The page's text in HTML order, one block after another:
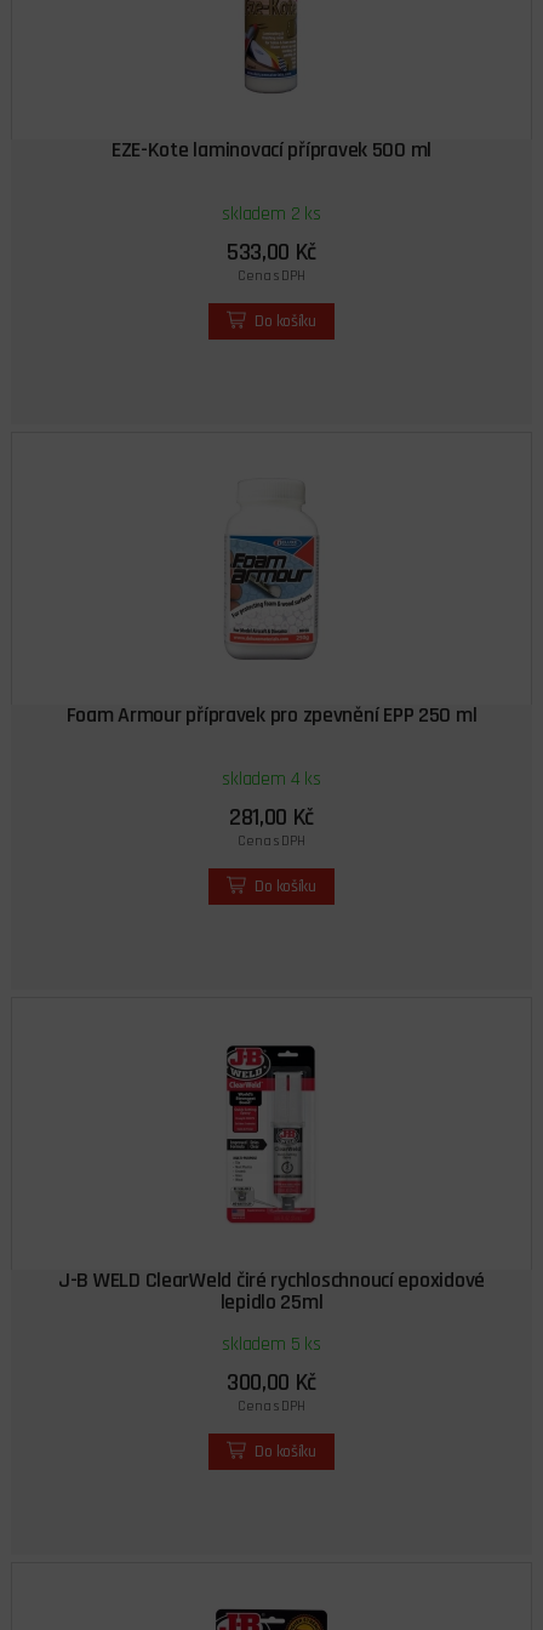
EZE-Kote laminovací přípravek 500 ml
skladem 2 ks
533,00 Kč
Cena s DPH
Do košíku
Foam Armour přípravek pro zpevnění EPP 250 ml
skladem 4 ks
281,00 Kč
Cena s DPH
Do košíku
J-B WELD ClearWeld čiré rychloschnoucí epoxidové
lepidlo 25ml
skladem 5 ks
300,00 Kč
Cena s DPH
Do košíku